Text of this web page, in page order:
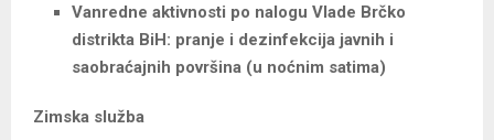
Vanredne aktivnosti po nalogu Vlade Brčko
distrikta BiH: pranje i dezinfekcija javnih i
saobraćajnih površina (u noćnim satima)
Zimska služba